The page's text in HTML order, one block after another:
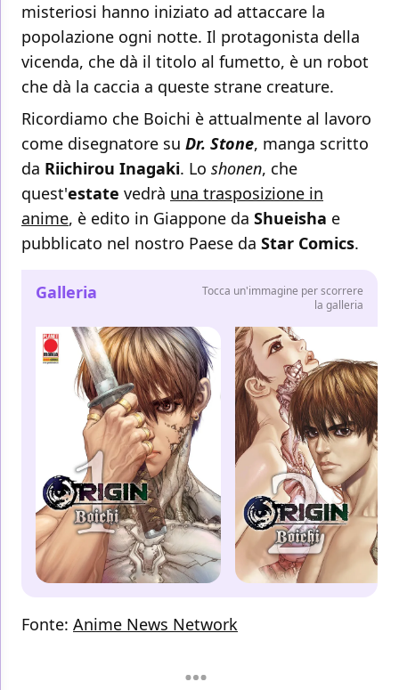
misteriosi hanno iniziato ad attaccare la
popolazione ogni notte. Il protagonista della
vicenda, che dà il titolo al fumetto, è un robot
che dà la caccia a queste strane creature.
Ricordiamo che Boichi è attualmente al lavoro
come disegnatore su Dr. Stone, manga scritto
da Riichirou Inagaki. Lo shonen, che
quest'estate vedrà una trasposizione in
anime, è edito in Giappone da Shueisha e
pubblicato nel nostro Paese da Star Comics.
Galleria
Tocca un'immagine per scorrere
la galleria
Fonte: Anime News Network